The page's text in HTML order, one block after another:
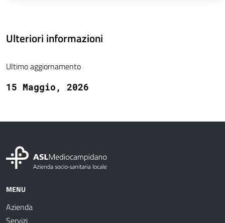
Ulteriori informazioni
Ultimo aggiornamento
15 Maggio, 2026
MENU
Azienda